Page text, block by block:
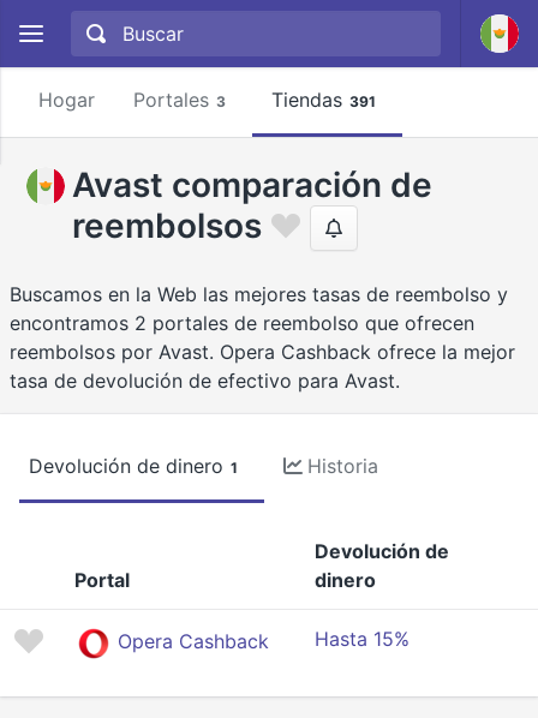
Hogar Portales 3 Tiendas 391
Avast comparación de
reembolsos
Buscamos en la Web las mejores tasas de reembolso y
encontramos 2 portales de reembolso que ofrecen
reembolsos por Avast. Opera Cashback ofrece la mejor
tasa de devolución de efectivo para Avast.
Devolución de dinero 1 Historia
Portal
Devolución de
dinero
Opera Cashback Hasta 15%